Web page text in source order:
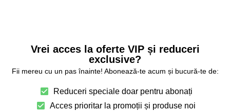
Vrei acces la oferte VIP și reduceri
exclusive?
Fii mereu cu un pas înainte! Abonează-te acum și bucură-te de:
Reduceri speciale doar pentru abonați
Acces prioritar la promoții și produse noi